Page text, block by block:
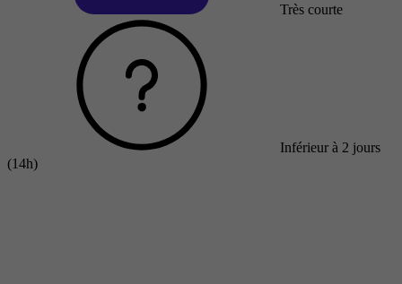
Très courte
Inférieur à 2 jours
(14h)